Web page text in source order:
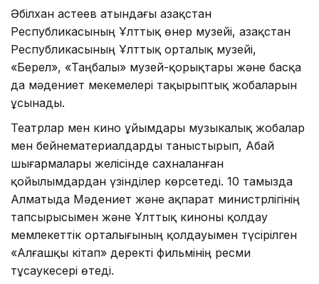
Әбілхан Қастеев атындағы Қазақстан
Республикасының Ұлттық өнер музейі, Қазақстан
Республикасының Ұлттық орталық музейі,
«Берел», «Таңбалы» музей-қорықтары және басқа
да мәдениет мекемелері тақырыптық жобаларын
ұсынады.
Театрлар мен кино ұйымдары музыкалық жобалар
мен бейнематериалдарды таныстырып, Абай
шығармалары желісінде сахналанған
қойылымдардан үзінділер көрсетеді. 10 тамызда
Алматыда Мәдениет және ақпарат министрлігінің
тапсырысымен және Ұлттық киноны қолдау
мемлекеттік орталығының қолдауымен түсірілген
«Алғашқы кітап» деректі фильмінің ресми
тұсаукесері өтеді.